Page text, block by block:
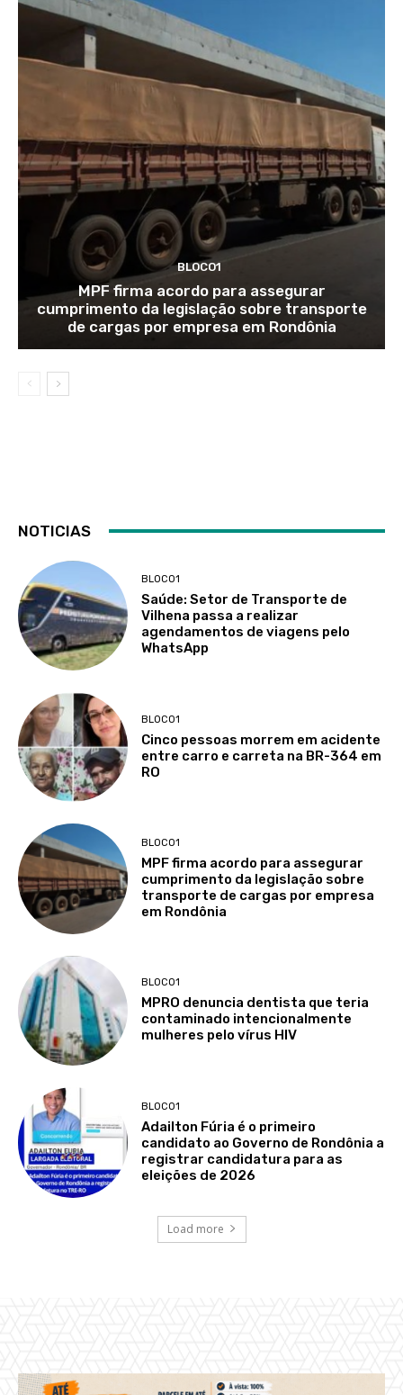
BLOCO1
MPF firma acordo para assegurar
cumprimento da legislação sobre transporte
de cargas por empresa em Rondônia
NOTICIAS
BLOCO1
Saúde: Setor de Transporte de
Vilhena passa a realizar
agendamentos de viagens pelo
WhatsApp
BLOCO1
Cinco pessoas morrem em acidente
entre carro e carreta na BR-364 em
RO
BLOCO1
MPF firma acordo para assegurar
cumprimento da legislação sobre
transporte de cargas por empresa
em Rondônia
BLOCO1
MPRO denuncia dentista que teria
contaminado intencionalmente
mulheres pelo vírus HIV
BLOCO1
Adailton Fúria é o primeiro
candidato ao Governo de Rondônia a
registrar candidatura para as
eleições de 2026
Load more